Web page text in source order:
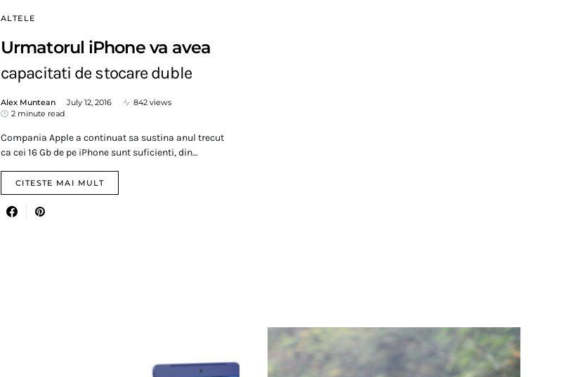
ALTELE
Urmatorul iPhone va avea
capacitati de stocare duble
Alex Muntean July 12, 2016
842 views
2 minute read
Compania Apple a continuat sa sustina anul trecut
ca cei 16 Gb de pe iPhone sunt suficienti, din…
CITESTE MAI MULT